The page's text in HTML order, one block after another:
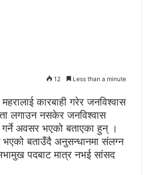
12 Less than a minute
कारबाही गरेर जनविश्वास
लगाउन नसकेर जनविश्वास
अवसर भएको बताएका हुन् ।
बताउँदै अनुसन्धानमा संलग्न
पदबाट मात्र नभई सांसद